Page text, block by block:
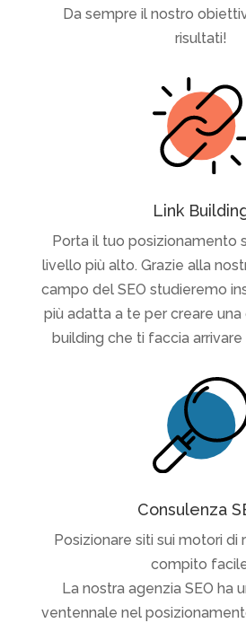
Da sempre il nostro
risultati!
Link
Porta il tuo posizionamento
livello più alto. Grazie alla
campo del SEO studieremo
più adatta a te per creare
building che ti faccia arrivare
Consulenza
Posizionare siti sui motori di
compito
La nostra agenzia SEO ha
ventennale nel